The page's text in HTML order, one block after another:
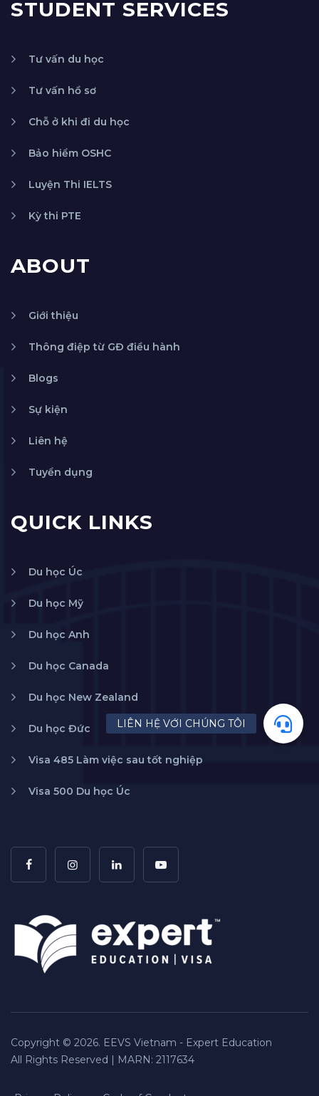
STUDENT SERVICES
Tư vấn du học
Tư vấn hồ sơ
Chỗ ở khi đi du học
Bảo hiểm OSHC
Luyện Thi IELTS
Kỳ thi PTE
ABOUT
Giới thiệu
Thông điệp từ GĐ điều hành
Blogs
Sự kiện
Liên hệ
Tuyển dụng
QUICK LINKS
Du học Úc
Du học Mỹ
Du học Anh
Du học Canada
Du học New Zealand
Du học Đức
Visa 485 Làm việc sau tốt nghiệp
Visa 500 Du học Úc
Copyright © 2026. EEVS Vietnam - Expert Education
All Rights Reserved | MARN: 2117634